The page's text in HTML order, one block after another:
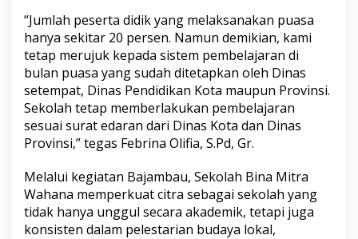
“Jumlah peserta didik yang melaksanakan puasa
hanya sekitar 20 persen. Namun demikian, kami
tetap merujuk kepada sistem pembelajaran di
bulan puasa yang sudah ditetapkan oleh Dinas
setempat, Dinas Pendidikan Kota maupun Provinsi.
Sekolah tetap memberlakukan pembelajaran
sesuai surat edaran dari Dinas Kota dan Dinas
Provinsi,” tegas Febrina Olifia, S.Pd, Gr.
Melalui kegiatan Bajambau, Sekolah Bina Mitra
Wahana memperkuat citra sebagai sekolah yang
tidak hanya unggul secara akademik, tetapi juga
konsisten dalam pelestarian budaya lokal,